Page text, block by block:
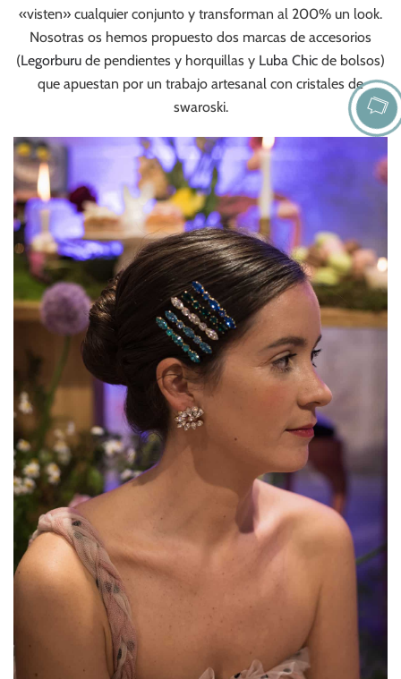
«visten» cualquier conjunto y transforman al 200% un look.
Nosotras os hemos propuesto dos marcas de accesorios
(Legorburu de pendientes y horquillas y Luba Chic de bolsos)
que apuestan por un trabajo artesanal con cristales de
swaroski.